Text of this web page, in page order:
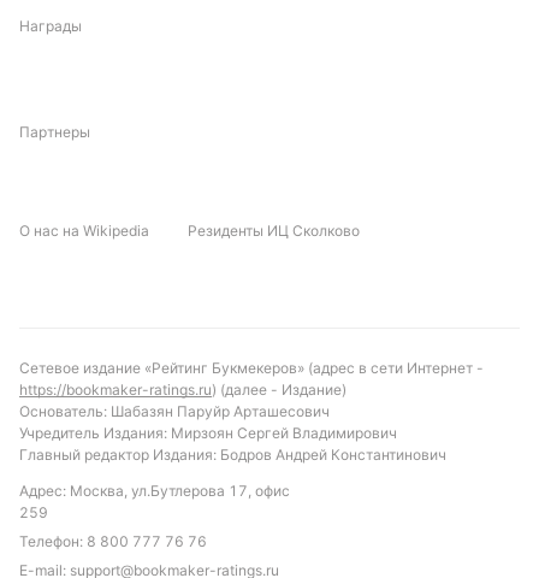
Награды
Партнеры
О нас на Wikipedia Резиденты ИЦ Сколково
Сетевое издание «Рейтинг Букмекеров» (адрес в сети Интернет -
https://bookmaker-ratings.ru) (далее - Издание)
Основатель: Шабазян Паруйр Арташесович
Учредитель Издания: Мирзоян Сергей Владимирович
Главный редактор Издания: Бодров Андрей Константинович
Адрес: Москва, ул.Бутлерова 17, офис
259
Телефон: 8 800 777 76 76
E-mail: support@bookmaker-ratings.ru